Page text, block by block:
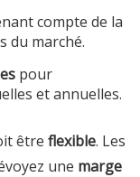
compte de la
du marché.
pour
et annuelles.
être flexible. Les
une marge